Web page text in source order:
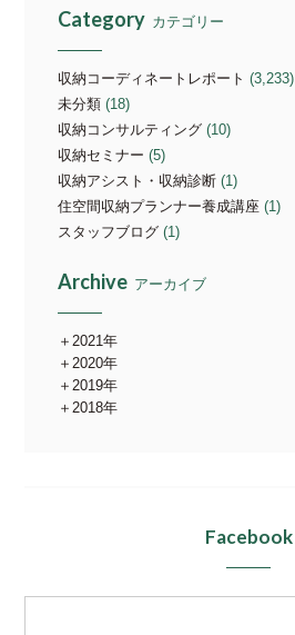
Category カテゴリー
収納コーディネートレポート (3,233)
未分類 (18)
収納コンサルティング (10)
収納セミナー (5)
収納アシスト・収納診断 (1)
住空間収納プランナー養成講座 (1)
スタッフブログ (1)
Archive アーカイブ
2021年
2020年
2019年
2018年
Facebook